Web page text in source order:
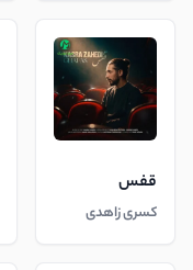
قفس
کسری زاهدی